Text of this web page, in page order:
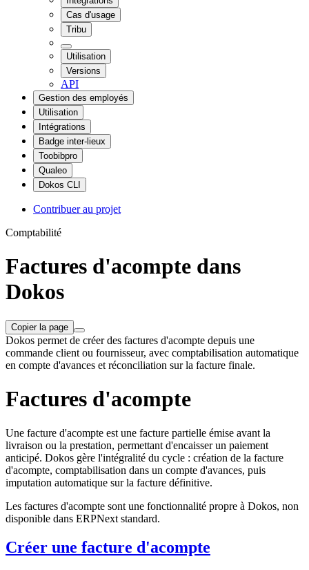
Cas d'usage
Tribu
Utilisation
Versions
API
Gestion des employés
Utilisation
Intégrations
Badge inter-lieux
Toobibpro
Qualeo
Dokos CLI
Contribuer au projet
Comptabilité
Factures d'acompte dans
Dokos
Copier la page
Dokos permet de créer des factures d'acompte depuis une
commande client ou fournisseur, avec comptabilisation automatique
en compte d'avances et réconciliation sur la facture finale.
Factures d'acompte
Une facture d'acompte est une facture partielle émise avant la
livraison ou la prestation, permettant d'encaisser un paiement
anticipé. Dokos gère l'intégralité du cycle : création de la facture
d'acompte, comptabilisation dans un compte d'avances, puis
imputation automatique sur la facture définitive.
Les factures d'acompte sont une fonctionnalité propre à Dokos, non
disponible dans ERPNext standard.
Créer une facture d'acompte